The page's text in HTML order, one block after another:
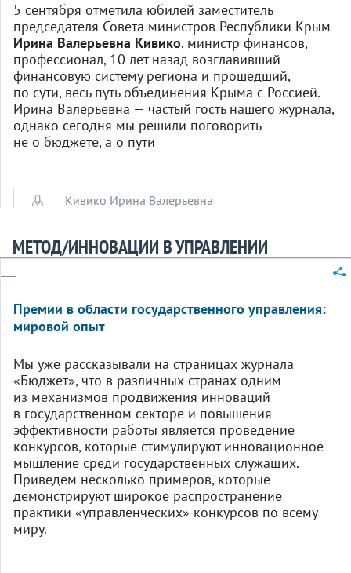
5 сентября отметила юбилей замести­­тель
председателя Совета министров Республики Крым
Ирина Валерьевна Кивико, министр финансов,
профессионал, 10 лет назад возглавивший
финансовую систему региона и прошедший,
по сути, весь путь объединения Крыма с Россией.
Ирина Валерьевна — частый гость нашего журнала,
однако сегодня мы решили поговорить
не о бюджете, а о пути
Кивико Ирина Валерьевна
МЕТОД/ИННОВАЦИИ В УПРАВЛЕНИИ
Премии в области государственного управления:
мировой опыт
Мы уже рассказывали на страницах журнала
«Бюджет», что в различных странах одним
из механизмов продвижения инноваций
в государственном секторе и повышения
эффективности работы является проведение
конкурсов, которые стимулируют инновационное
мышление среди государственных служащих.
Приведем несколько примеров, которые
демонстрируют широкое распространение
практики «управленческих» конкурсов по всему
миру.